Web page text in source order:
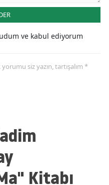
ve kabul ediyorum
siz yazın, tartışalım *
Kitabı